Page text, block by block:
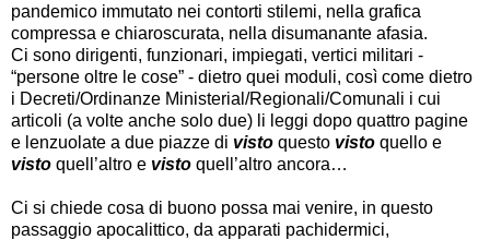
pandemico immutato nei contorti stilemi, nella grafica
compressa e chiaroscurata, nella disumanante afasia.
Ci sono dirigenti, funzionari, impiegati, vertici militari -
“persone oltre le cose” - dietro quei moduli, così come dietro
i Decreti/Ordinanze Ministerial/Regionali/Comunali i cui
articoli (a volte anche solo due) li leggi dopo quattro pagine
e lenzuolate a due piazze di visto questo visto quello e
visto quell’altro e visto quell’altro ancora…
Ci si chiede cosa di buono possa mai venire, in questo
passaggio apocalittico, da apparati pachidermici,